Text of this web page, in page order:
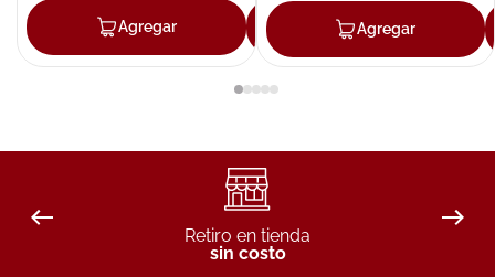
Agregar Agregar
Agregar
Retiro en tienda
sin costo